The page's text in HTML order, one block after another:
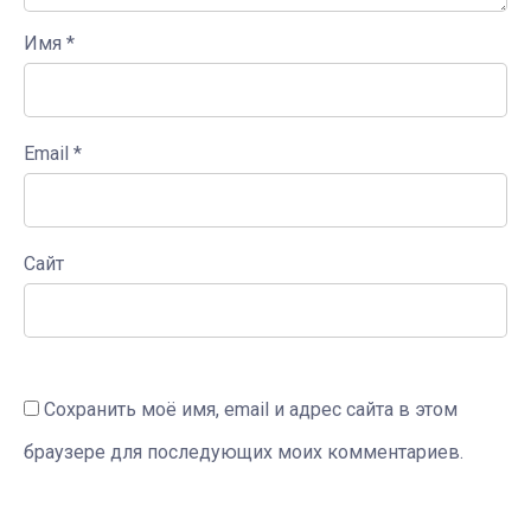
Имя *
Email *
Сайт
Сохранить моё имя, email и адрес сайта в этом
браузере для последующих моих комментариев.